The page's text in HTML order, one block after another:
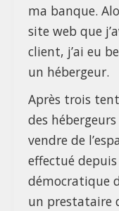
ma banque.
site web que
client, j’ai eu
un hébergeur.
Après trois
des
vendre de
effectué
démocratique
un prestataire